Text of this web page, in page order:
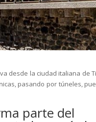
desde la ciudad italiana de
pasando por túneles,
parte del